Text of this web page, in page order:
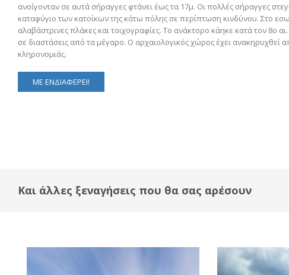
ανοίγονταν σε αυτά σήραγγες φτάνει έως τα 17μ. Οι πολλές σήραγγες
καταφύγιο των κατοίκων της κάτω πόλης σε περίπτωση κινδύνου. Στο
αλαβάστρινες πλάκες και τοιχογραφίες. Το ανάκτορο κάηκε κατά τον 8ο
σε διαστάσεις από τα μέγαρο. Ο αρχαιολογικός χώρος έχει ανακηρυχθεί
κληρονομιάς.
ΜΕ ΕΝΔΙΑΦΕΡΕΙ!
Και άλλες ξεναγήσεις που θα σας αρέσουν